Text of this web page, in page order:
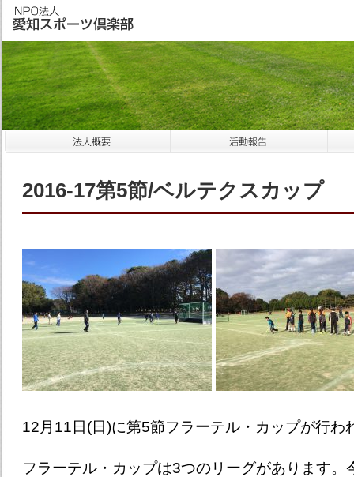
2016-17第5節/ベルテクスカップ
12月11日(日)に第5節フラーテル・カップが行わ
フラーテル・カップは3つのリーグがあります。